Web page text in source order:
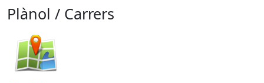
Plànol / Carrers